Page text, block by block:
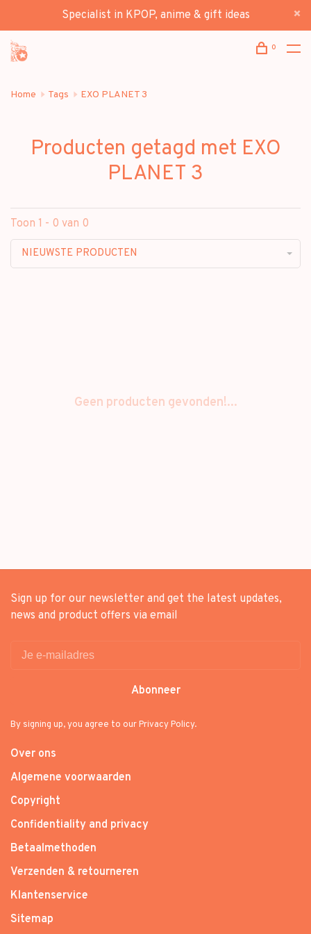
Specialist in KPOP, anime & gift ideas
0
Home Tags EXO PLANET 3
Producten getagd met EXO
PLANET 3
Toon 1 - 0 van 0
NIEUWSTE PRODUCTEN
Geen producten gevonden!...
Sign up for our newsletter and get the latest updates,
news and product offers via email
Abonneer
By signing up, you agree to our Privacy Policy.
Over ons
Algemene voorwaarden
Copyright
Confidentiality and privacy
Betaalmethoden
Verzenden & retourneren
Klantenservice
Sitemap